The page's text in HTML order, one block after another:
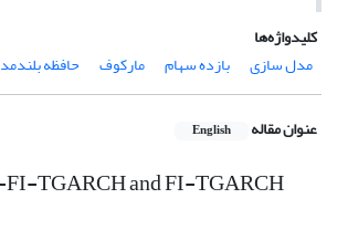
کلیدواژه‌ها
مدل سازی
بازده سهام مارکوف حافظه
عنوان مقاله English
FI-TGARCH and FI-TGARCH